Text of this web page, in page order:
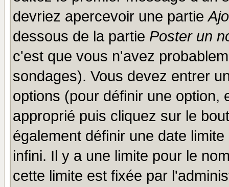
devriez apercevoir une partie
dessous de la partie Poster un
c'est que vous n'avez
sondages). Vous devez entrer
options (pour définir une option,
approprié puis cliquez sur le
également définir une date
infini. Il y a une limite pour le
cette limite est fixée par